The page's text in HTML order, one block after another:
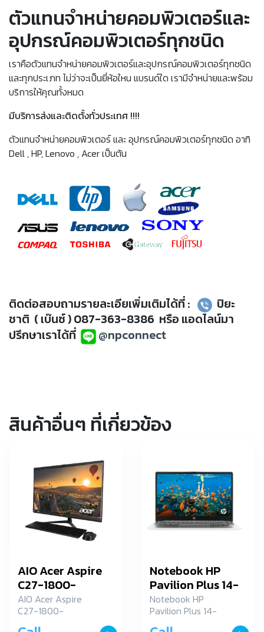
ตัวแทนจำหน่ายคอมพิวเตอร์และ
อุปกรณ์คอมพิวเตอร์ทุกชนิด
เราคือตัวแทนจำหน่ายคอมพิวเตอร์และอุปกรณ์คอมพิวเตอร์ทุกชนิด
และทุกประเภท ไม่ว่าจะเป็นยี่ห้อใหน แบรนด์ใด เรามีจำหน่ายและพร้อม
บริการให้คุณทั้งหมด
มีบริการส่งและติดตั้งทั่วประเทศ !!!!
ตัวแทนจำหน่ายคอมพิวเตอร์ และ อุปกรณ์คอมพิวเตอร์ทุกชนิด อาทิ
Dell , HP, Lenovo , Acer เป็นต้น
ติดต่อสอบถามรายละเอียเพิ่มเติมได้ที่ :
ปิยะ
ชาติ ( เบ๊นซ์ ) 087-363-8386 หรือ แอดไลน์มา
ปรึกษาเราได้ที่
@npconnect
สินค้าอื่นๆ ที่เกี่ยวข้อง
AIO Acer Aspire
C27-1800-
13316G1T27Mi/T001
AIO Acer Aspire
C27-1800-
Notebook HP
Pavilion Plus 14-
eh1888TU
Notebook HP
Pavilion Plus 14-